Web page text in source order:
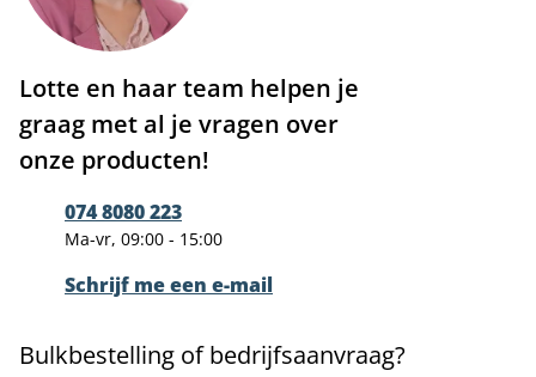
Lotte en haar team helpen je
graag met al je vragen over
onze producten!
074 8080 223
Ma-vr, 09:00 - 15:00
Schrijf me een e-mail
Bulkbestelling of bedrijfsaanvraag?